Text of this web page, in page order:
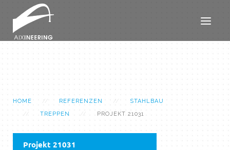
HOME REFERENZEN
STAHLBAU
TREPPEN
PROJEKT 21031
Projekt 21031